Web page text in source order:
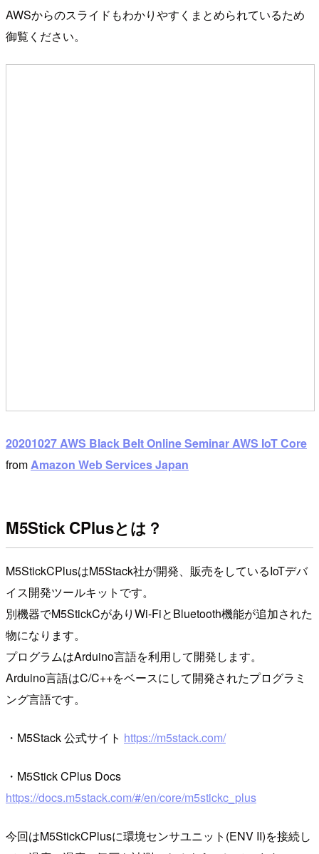
AWSからのスライドもわかりやすくまとめられているため
御覧ください。
20201027 AWS Black Belt Online Seminar AWS IoT Core
fromAmazon Web Services Japan
M5Stick CPlusとは？
M5StickCPlusはM5Stack社が開発、販売をしているIoTデバ
イス開発ツールキットです。
別機器でM5StickCがありWi-FiとBluetooth機能が追加された
物になります。
プログラムはArduino言語を利用して開発します。
Arduino言語はC/C++をベースにして開発されたプログラミ
ング言語です。
・M5Stack 公式サイト https://m5stack.com/
・M5Stick CPlus Docs
https://docs.m5stack.com/#/en/core/m5stickc_plus
今回はM5StickCPlusに環境センサユニット(ENV II)を接続し